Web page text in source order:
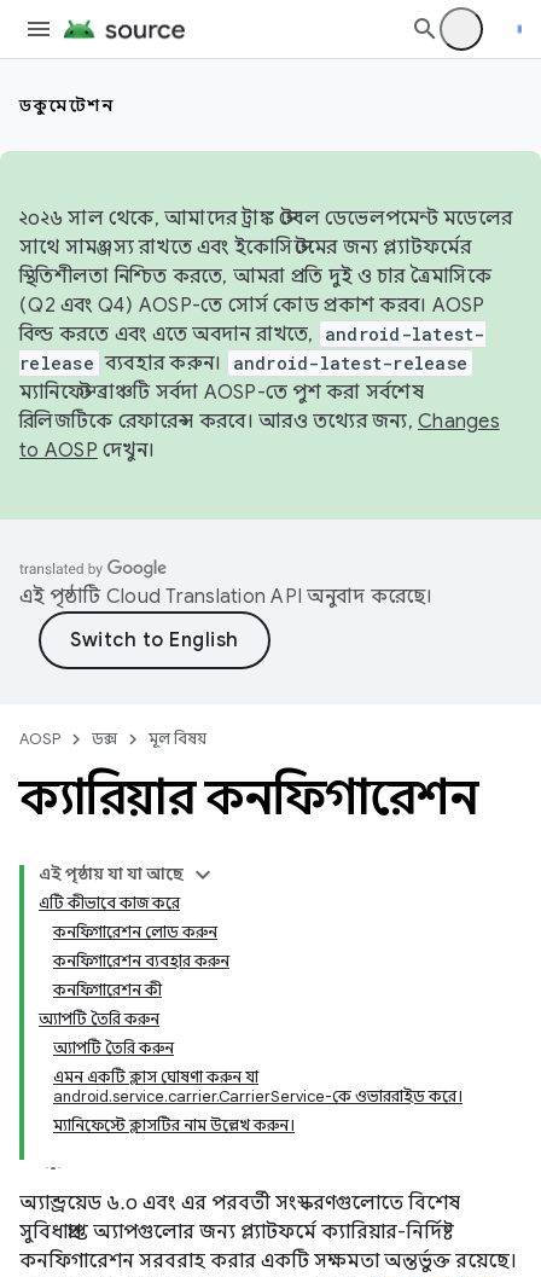
ডকুমেন্টেশন
২০২৬ সাল থেকে, আমাদের ট্রাঙ্ক স্টেবল ডেভেলপমেন্ট মডেলের
সাথে সামঞ্জস্য রাখতে এবং ইকোসিস্টেমের জন্য প্ল্যাটফর্মের
স্থিতিশীলতা নিশ্চিত করতে, আমরা প্রতি দুই ও চার ত্রৈমাসিকে
(Q2 এবং Q4) AOSP-তে সোর্স কোড প্রকাশ করব। AOSP
বিল্ড করতে এবং এতে অবদান রাখতে,
android-latest-
release ব্যবহার করুন। android-latest-release
ম্যানিফেস্ট ব্রাঞ্চটি সর্বদা AOSP-তে পুশ করা সর্বশেষ
রিলিজটিকে রেফারেন্স করবে। আরও তথ্যের জন্য, Changes
to AOSP দেখুন।
এই পৃষ্ঠাটি Cloud Translation API অনুবাদ করেছে।
AOSP ডক্স মূল বিষয়
ক্যারিয়ার কনফিগারেশন
এই পৃষ্ঠায় যা যা আছে
এটি কীভাবে কাজ করে
কনফিগারেশন লোড করুন
কনফিগারেশন ব্যবহার করুন
কনফিগারেশন কী
অ্যাপটি তৈরি করুন
অ্যাপটি তৈরি করুন
এমন একটি ক্লাস ঘোষণা করুন যা
android.service.carrier.CarrierService-কে ওভাররাইড করে।
ম্যানিফেস্টে ক্লাসটির নাম উল্লেখ করুন।
অ্যান্ড্রয়েড ৬.০ এবং এর পরবর্তী সংস্করণগুলোতে বিশেষ
সুবিধাপ্রাপ্ত অ্যাপগুলোর জন্য প্ল্যাটফর্মে ক্যারিয়ার-নির্দিষ্ট
কনফিগারেশন সরবরাহ করার একটি সক্ষমতা অন্তর্ভুক্ত রয়েছে।